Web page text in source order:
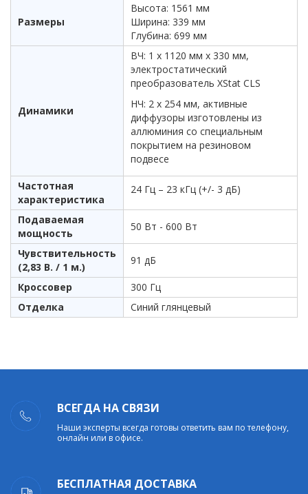
Размеры
Высота: 1561 мм
Ширина: 339 мм
Глубина: 699 мм
Динамики
ВЧ: 1 х 1120 мм x 330 мм,
электростатический
преобразователь XStat CLS
НЧ: 2 х 254 мм, активные
диффузоры изготовлены из
аллюминия со специальным
покрытием на резиновом
подвесе
Частотная
характеристика
24 Гц – 23 кГц (+/- 3 дБ)
Подаваемая
мощность
50 Вт - 600 Вт
Чувствительность
(2,83 В. / 1 м.)
91 дБ
Кроссовер
300 Гц
Отделка
Синий глянцевый
ВСЕГДА НА СВЯЗИ
Наши эксперты всегда готовы ответить вам по телефону,
онлайн или в офисе.
БЕСПЛАТНАЯ ДОСТАВКА